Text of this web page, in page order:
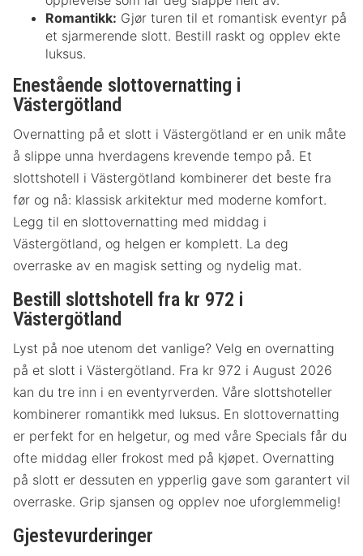
Romantikk: Gjør turen til et romantisk eventyr på
et sjarmerende slott. Bestill raskt og opplev ekte
luksus.
Enestående slottovernatting i
Västergötland
Overnatting på et slott i Västergötland er en unik måte
å slippe unna hverdagens krevende tempo på. Et
slottshotell i Västergötland kombinerer det beste fra
før og nå: klassisk arkitektur med moderne komfort.
Legg til en slottovernatting med middag i
Västergötland, og helgen er komplett. La deg
overraske av en magisk setting og nydelig mat.
Bestill slottshotell fra kr 972 i
Västergötland
Lyst på noe utenom det vanlige? Velg en overnatting
på et slott i Västergötland. Fra kr 972 i August 2026
kan du tre inn i en eventyrverden. Våre slottshoteller
kombinerer romantikk med luksus. En slottovernatting
er perfekt for en helgetur, og med våre Specials får du
ofte middag eller frokost med på kjøpet. Overnatting
på slott er dessuten en ypperlig gave som garantert vil
overraske. Grip sjansen og opplev noe uforglemmelig!
Gjestevurderinger